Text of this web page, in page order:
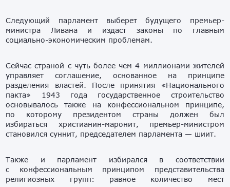
Следующий парламент выберет будущего премьер-
министра Ливана и издаст законы по главным
социально-экономическим проблемам.
Сейчас страной с чуть более чем 4 миллионами жителей
управляет соглашение, основанное на принципе
разделения властей. После принятия «Национального
пакта» 1943 года государственное строительство
основывалось также на конфессиональном принципе,
по которому президентом страны должен был
избираться христианин-маронит, премьер-министром
становился суннит, председателем парламента — шиит.
Также и парламент избирался в соответствии
с конфессиональным принципом представительства
религиозных групп: равное количество мест